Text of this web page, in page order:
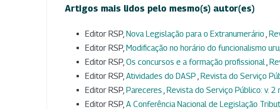
Artigos mais lidos pelo mesmo(s) autor(es)
Editor RSP, Nova Legislação para o Extranumerário ,
Editor RSP, Modificação no horário do funcionalismo
Editor RSP, Os concursos e a formação profissional,
Editor RSP, Atividades do DASP , Revista do Serviço
Editor RSP, Pareceres , Revista do Serviço Público: v. 2
Editor RSP, A Conferência Nacional de Legislação